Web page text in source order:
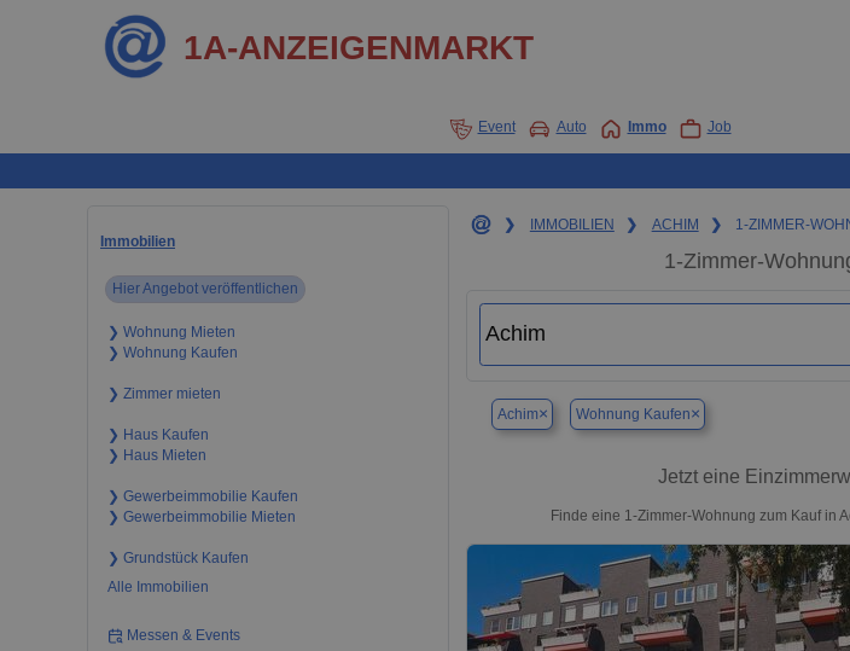
1A-ANZEIGENMARKT
Event Auto Immo Job
Immobilien
Hier Angebot veröffentlichen
❯ Wohnung Mieten
❯ Wohnung Kaufen
❯ Zimmer mieten
❯ Haus Kaufen
❯ Haus Mieten
❯ Gewerbeimmobilie Kaufen
❯ Gewerbeimmobilie Mieten
❯ Grundstück Kaufen
Alle Immobilien
Messen & Events
❯ IMMOBILIEN ❯ ACHIM ❯ 1-ZIMMER-
1-Zimmer-
Achim× Wohnung Kaufen×
Jetzt eine
Finde eine 1-Zimmer-Wohnung zum Kauf in